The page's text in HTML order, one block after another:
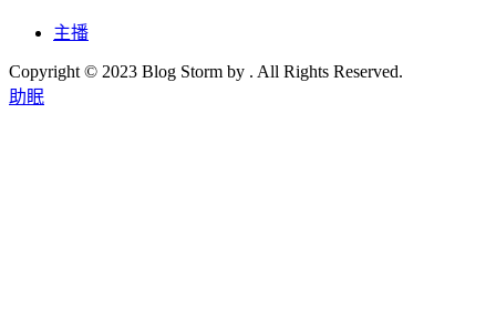
主播
Copyright © 2023 Blog Storm by . All Rights Reserved.
助眠